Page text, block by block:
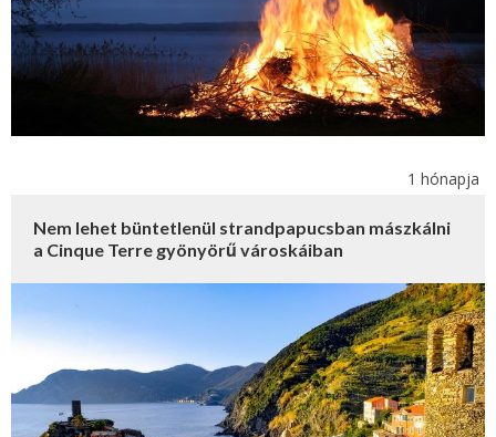
1 hónapja
Nem lehet büntetlenül strandpapucsban mászkálni
a Cinque Terre gyönyörű városkáiban